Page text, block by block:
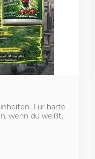
Für harte
wenn du weißt,